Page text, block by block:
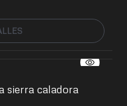
sierra caladora